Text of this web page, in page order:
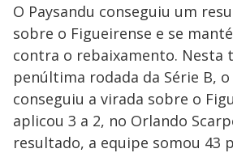
O Paysandu conseguiu um
sobre o Figueirense e se
contra o rebaixamento. Nesta
penúltima rodada da Série B, o
conseguiu a virada sobre o
aplicou 3 a 2, no Orlando
resultado, a equipe somou 43